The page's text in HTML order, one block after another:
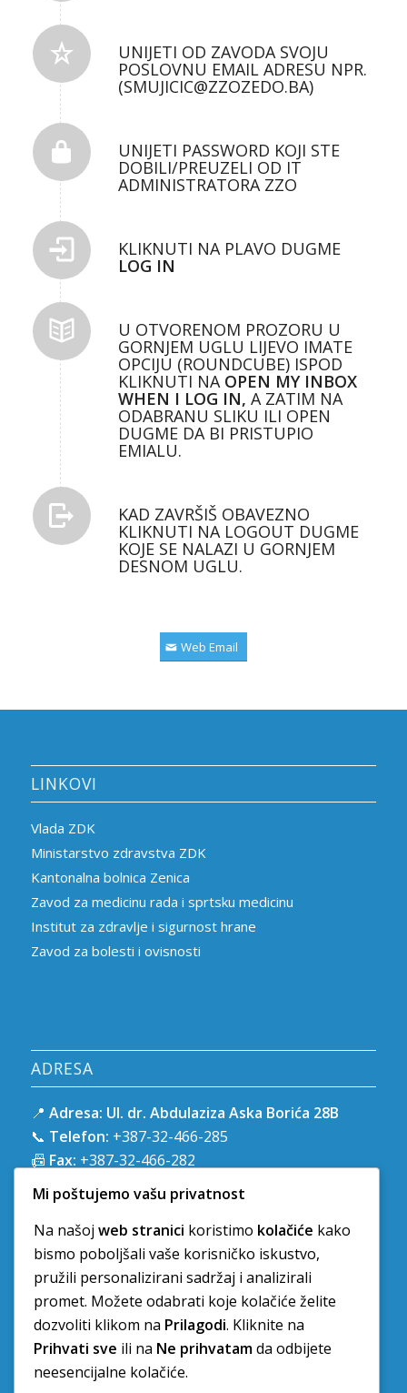
UNIJETI OD ZAVODA SVOJU
POSLOVNU EMAIL ADRESU NPR.
(SMUJICIC@ZZOZEDO.BA)
UNIJETI PASSWORD KOJI STE
DOBILI/PREUZELI OD IT
ADMINISTRATORA ZZO
KLIKNUTI NA PLAVO DUGME
LOG IN
U OTVORENOM PROZORU U
GORNJEM UGLU LIJEVO IMATE
OPCIJU (ROUNDCUBE) ISPOD
KLIKNUTI NA OPEN MY INBOX
WHEN I LOG IN, A ZATIM NA
ODABRANU SLIKU ILI OPEN
DUGME DA BI PRISTUPIO
EMIALU.
KAD ZAVRŠIŠ OBAVEZNO
KLIKNUTI NA LOGOUT DUGME
KOJE SE NALAZI U GORNJEM
DESNOM UGLU.
Web Email
LINKOVI
Vlada ZDK
Ministarstvo zdravstva ZDK
Kantonalna bolnica Zenica
Zavod za medicinu rada i sprtsku medicinu
Institut za zdravlje i sigurnost hrane
Zavod za bolesti i ovisnosti
ADRESA
📍 Adresa: Ul. dr. Abdulaziza Aska Borića 28B
📞 Telefon: +387-32-466-285
📠 Fax: +387-32-466-282
📧 E-mail:
kzzo.ze@zzozedo.ba
Web: www.zzozedo.ba
RADNO VRIJEME
Ponedjeljak-Petak: 7:00-16:00
Mi poštujemo vašu privatnost
Na našoj web stranici koristimo kolačiće kako
bismo poboljšali vaše korisničko iskustvo,
pružili personalizirani sadržaj i analizirali
promet. Možete odabrati koje kolačiće želite
dozvoliti klikom na Prilagodi. Kliknite na
Prihvati sve ili na Ne prihvatamda odbijete
neesencijalne kolačiće.